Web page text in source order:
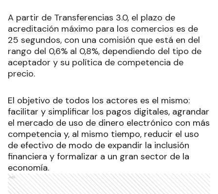
A partir de Transferencias 3.0, el plazo de
acreditación máximo para los comercios es de
25 segundos, con una comisión que está en del
rango del 0,6% al 0,8%, dependiendo del tipo de
aceptador y su política de competencia de
precio.
El objetivo de todos los actores es el mismo:
facilitar y simplificar los pagos digitales, agrandar
el mercado de uso de dinero electrónico con más
competencia y, al mismo tiempo, reducir el uso
de efectivo de modo de expandir la inclusión
financiera y formalizar a un gran sector de la
economía.
Ads